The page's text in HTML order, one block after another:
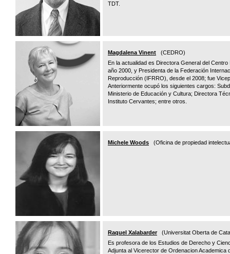
TDT.
Magdalena Vinent (CEDRO)
En la actualidad es Directora General del
año 2000, y Presidenta de la Federación
Reproducción (IFRRO), desde el 2008; fue
Anteriormente ocupó los siguientes cargos:
Ministerio de Educación y Cultura; Directora
Instituto Cervantes; entre otros.
Michele Woods (Oficina de propiedad
Raquel Xalabarder(Universitat Oberta de
Es profesora de los Estudios de Derecho y
Adjunta al Vicerector de Ordenacion